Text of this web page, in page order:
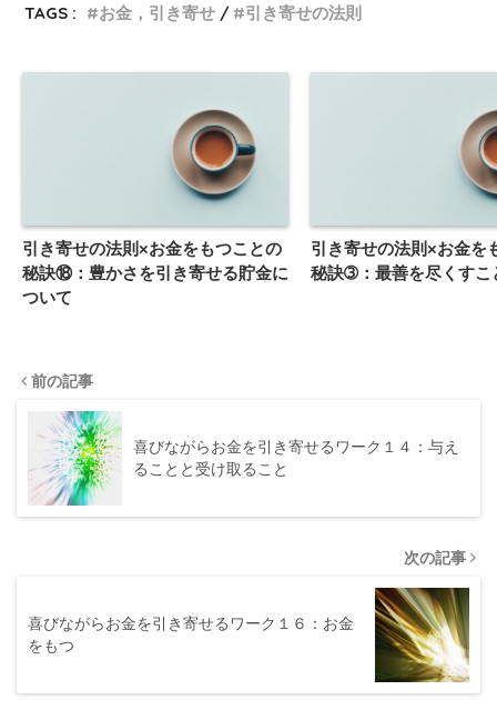
TAGS :
お金，引き寄せ 引き寄せの法則
引き寄せの法則×お金をもつことの
秘訣⑱：豊かさを引き寄せる貯金に
ついて
引き寄せの法則×お金を
秘訣➂：最善を尽くすこ
前の記事
喜びながらお金を引き寄せるワーク１４：与え
ることと受け取ること
次の記事
喜びながらお金を引き寄せるワーク１６：お金
をもつ